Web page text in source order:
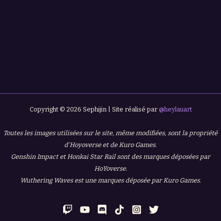
Copyright © 2026 Sephijin | Site réalisé par @heylauart
Toutes les images utilisées sur le site, même modifiées, sont la propriété
d'Hoyoverse et de Kuro Games.
Genshin Impact et Honkai Star Rail sont des marques déposées par
HoYoverse.
Wuthering Waves est une marques déposée par Kuro Games.